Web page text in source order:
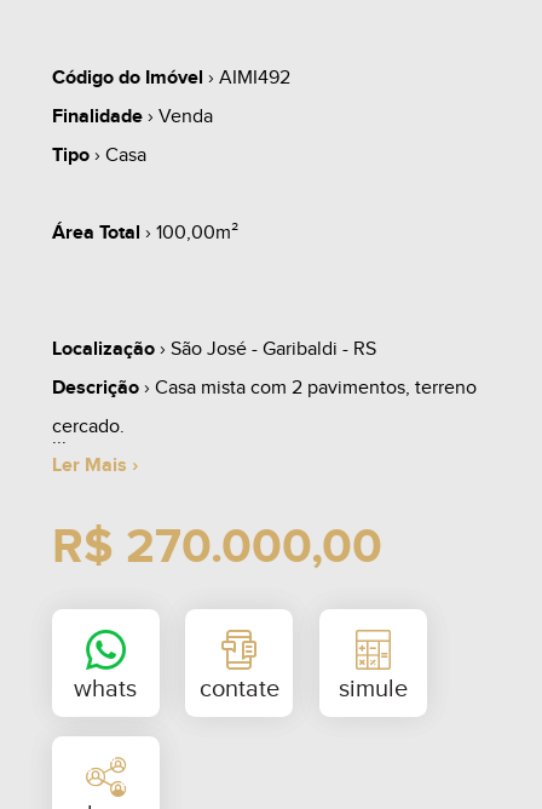
Código do Imóvel › AIMI492
Finalidade› Venda
Tipo› Casa
Área Total › 100,00m²
Localização› São José - Garibaldi - RS
Descrição› Casa mista com 2 pavimentos, terreno
cercado.
Ler Mais ›
R$ 270.000,00